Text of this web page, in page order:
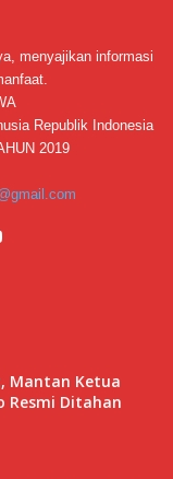
menyajikan informasi
Republik Indonesia
2019
Mantan Ketua
Resmi Ditahan